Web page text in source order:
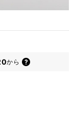
から